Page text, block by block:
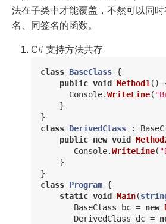
法在子类中才能覆盖，不然可以同
名、同签名的函数。
C# 支持方法共存
class BaseClass {
public void Method1 ()
Console.WriteLine(
}
}
class DerivedClass :
public new void
Console.WriteLine(
}
}
class Program {
static void Main(
BaseClass
bc = new
DerivedClass
dc =